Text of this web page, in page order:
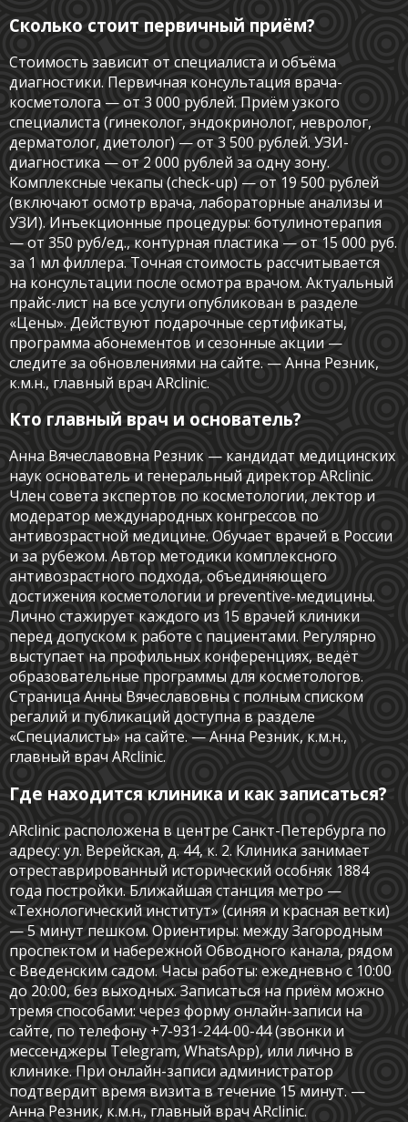
Сколько стоит первичный приём?
Стоимость зависит от специалиста и объёма
диагностики. Первичная консультация врача-
косметолога — от 3 000 рублей. Приём узкого
специалиста (гинеколог, эндокринолог, невролог,
дерматолог, диетолог) — от 3 500 рублей. УЗИ-
диагностика — от 2 000 рублей за одну зону.
Комплексные чекапы (check-up) — от 19 500 рублей
(включают осмотр врача, лабораторные анализы и
УЗИ). Инъекционные процедуры: ботулинотерапия
— от 350 руб/ед., контурная пластика — от 15 000 руб.
за 1 мл филлера. Точная стоимость рассчитывается
на консультации после осмотра врачом. Актуальный
прайс-лист на все услуги опубликован в разделе
«Цены». Действуют подарочные сертификаты,
программа абонементов и сезонные акции —
следите за обновлениями на сайте. — Анна Резник,
к.м.н., главный врач ARclinic.
Кто главный врач и основатель?
Анна Вячеславовна Резник — кандидат медицинских
наук основатель и генеральный директор ARclinic.
Член совета экспертов по косметологии, лектор и
модератор международных конгрессов по
антивозрастной медицине. Обучает врачей в России
и за рубежом. Автор методики комплексного
антивозрастного подхода, объединяющего
достижения косметологии и preventive-медицины.
Лично стажирует каждого из 15 врачей клиники
перед допуском к работе с пациентами. Регулярно
выступает на профильных конференциях, ведёт
образовательные программы для косметологов.
Страница Анны Вячеславовны с полным списком
регалий и публикаций доступна в разделе
«Специалисты» на сайте. — Анна Резник, к.м.н.,
главный врач ARclinic.
Где находится клиника и как записаться?
ARclinic расположена в центре Санкт-Петербурга по
адресу: ул. Верейская, д. 44, к. 2. Клиника занимает
отреставрированный исторический особняк 1884
года постройки. Ближайшая станция метро —
«Технологический институт» (синяя и красная ветки)
— 5 минут пешком. Ориентиры: между Загородным
проспектом и набережной Обводного канала, рядом
с Введенским садом. Часы работы: ежедневно с 10:00
до 20:00, без выходных. Записаться на приём можно
тремя способами: через форму онлайн-записи на
сайте, по телефону +7-931-244-00-44 (звонки и
мессенджеры Telegram, WhatsApp), или лично в
клинике. При онлайн-записи администратор
подтвердит время визита в течение 15 минут. —
Анна Резник, к.м.н., главный врач ARclinic.
Контактный телефон
РЇ РґР°СЋ СЃРѕРіР»Р°СЃРёРµ РЅР°
РѕР±СЂР°Р±РѕС‚РєСѓ
РїРµСЂСЃРѕРЅР°Р»СЊРЅС‹С… РґР°РЅРЅС‹С…
info@arclinic.ru
arclinic@mail.ru